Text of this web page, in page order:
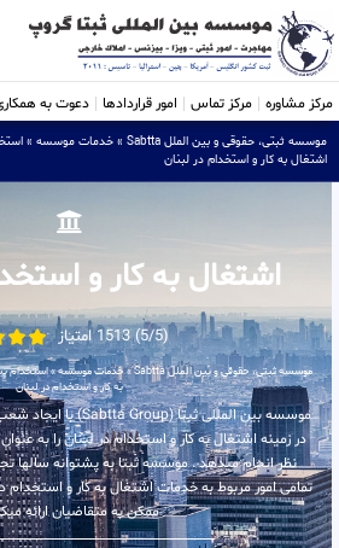
مرکز مشاوره مرکز تماس امور قراردادها دعوت به
موسسه ثبتی، حقوقی و بین الملل Sabtta » خدمات موسسه »
اشتغال به کار و استخدام در لبنان
اشتغال به کار و
(5/5) 1513 امتیاز
موسسه ثبتی، حقوقی و بین الملل Sabtta »خدمات موسسه»استخدام
به کار و استخدام در لبنان
در زمینه اشتغال به کار و استخدام در لبنان را به
نظر انجام میدهد . موسسه ثبتا به پشتوانه
تمامی امور مربوط به خدمات اشتغال به کار و استخدام
ممکن به متقاضیان ارائه